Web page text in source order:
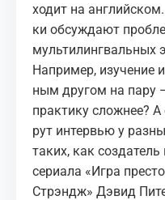
хо­дит на
ки об­суж­да­ют
муль­ти­линг­валь­ных
На­при­мер, изу­че­ние
ным дру­гом на пару
прак­ти­ку слож­нее?
рут ин­тер­вью у
та­ких, как
се­ри­а­ла «Игра
Стр­эндж» Дэ­вид